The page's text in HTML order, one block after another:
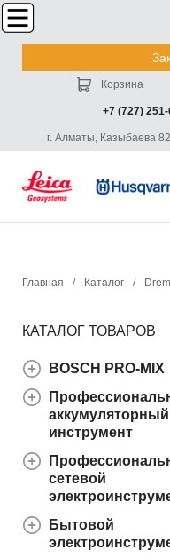
+7 (727)
г. Алматы, Казыбаева
Корзина
Главная / Каталог /
КАТАЛОГ ТОВАРОВ
BOSCH PRO-MIX
аккумуляторный
инструмент
сетевой
Бытовой